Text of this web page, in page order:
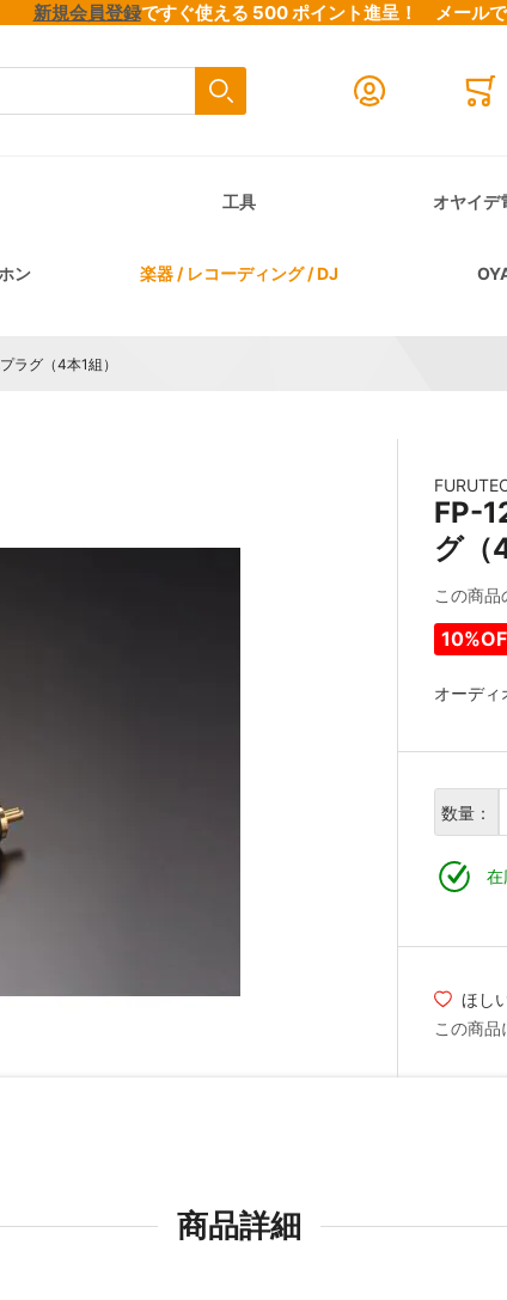
新規会員登録ですぐ使える 500 ポイント進呈！ メール
Close search
検索
工具 オヤイデ
ン 楽器 / レコーディング / DJ
ラグ（4本1組）
FP-
グ（
この商品
オーディ
数量：
在
ほし
この商品
商品詳細